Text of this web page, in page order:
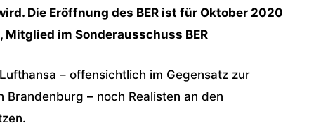
Die Eröffnung des BER ist für Oktober 2020
Mitglied im Sonderausschuss BER
– offensichtlich im Gegensatz zur
Brandenburg – noch Realisten an den